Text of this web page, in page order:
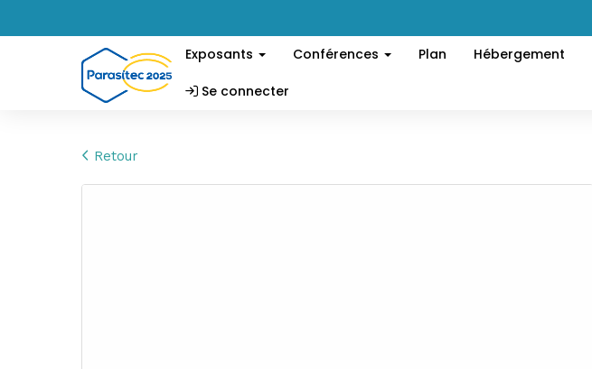
Exposants Conférences Plan Hébergement
Se connecter
Retour